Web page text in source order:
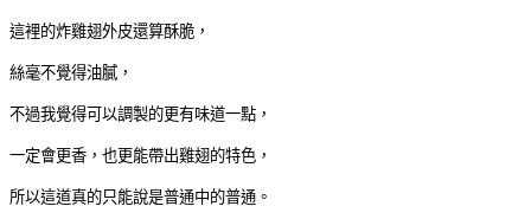
這裡的炸雞翅外皮還算酥脆，
絲毫不覺得油膩，
不過我覺得可以調製的更有味道一點，
一定會更香，也更能帶出雞翅的特色，
所以這道真的只能說是普通中的普通。